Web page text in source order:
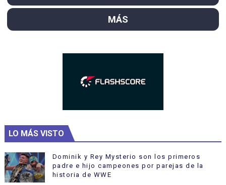
MÁS
LO MÁS VISTO
Dominik y Rey Mysterio son los primeros
padre e hijo campeones por parejas de la
historia de WWE